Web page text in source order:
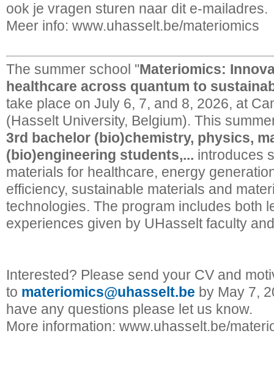
ook je vragen sturen naar dit e-mailadres.
Meer info: www.uhasselt.be/materiomics
The summer school ''Materiomics:
healthcare across quantum to
take place on July 6, 7, and 8, 2026, at
(Hasselt University, Belgium). This
3rd bachelor (bio)chemistry, physics,
(bio)engineering students,... introduces
materials for healthcare, energy
efficiency, sustainable materials and
technologies. The program includes both
experiences given by UHasselt faculty
Interested? Please send your CV and
to materiomics@uhasselt.be by May 7,
have any questions please let us know.
More information: www.uhasselt.be/